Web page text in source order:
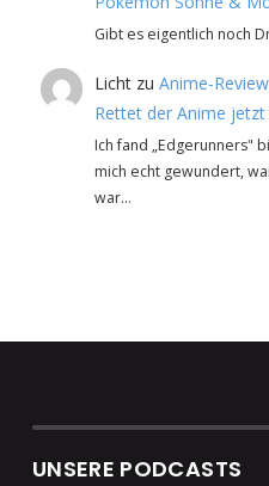
Gibt es eigentlich noch
Licht zuAnime-
Rettet der Anime jetzt
Ich fand „Edgerunners"
mich echt gewundert,
war…
UNSERE PODCASTS